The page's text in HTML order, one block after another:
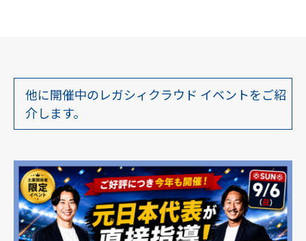
他に開催中のレガシィクラウド イベントをご紹
介します。